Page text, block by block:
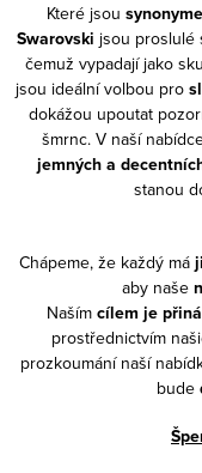
Které jsou
Swarovski jsou proslulé
čemuž vypadají jako
jsou ideální volbou pro
dokážou upoutat
šmrnc. V naší
jemných a
stanou
Chápeme, že každý má
aby naše
Naším cílem je
prostřednictvím
prozkoumání naší
bude